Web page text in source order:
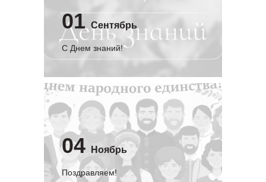
01 Сентябрь
C Днем знаний!
04 Ноябрь
Поздравляем!